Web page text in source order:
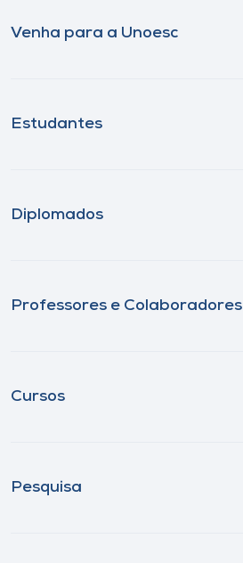
Venha para a Unoesc
Estudantes
Diplomados
Professores e Colaboradores
Cursos
Pesquisa